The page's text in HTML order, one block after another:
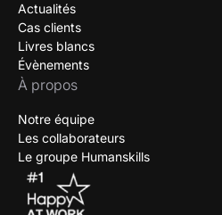
Actualités
Cas clients
Livres blancs
Évènements
À propos
Notre équipe
Les collaborateurs
Le groupe Humanskills